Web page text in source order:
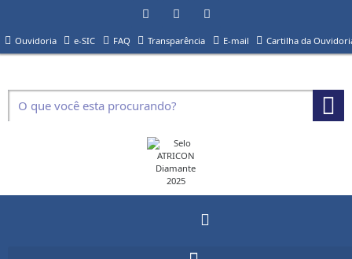
Ouvidoria e-SIC FAQ Transparência E-mail Cartilha da